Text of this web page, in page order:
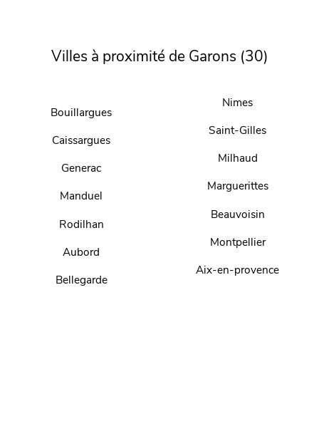
Villes à proximité de Garons (30)
Bouillargues
Caissargues
Generac
Manduel
Rodilhan
Aubord
Bellegarde
Nimes
Saint-Gilles
Milhaud
Marguerittes
Beauvoisin
Montpellier
Aix-en-provence